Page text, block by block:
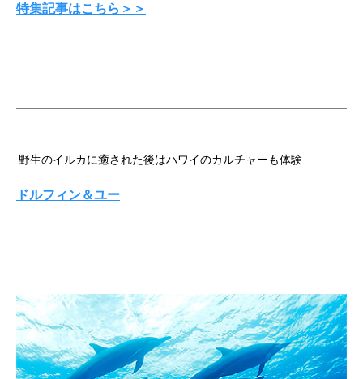
特集記事はこちら＞＞
野生のイルカに癒された後はハワイのカルチャーも体験
ドルフィン＆ユー